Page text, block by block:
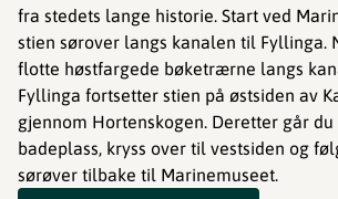
fra stedets lange historie. Start ved
stien sørover langs kanalen til Fyllinga.
flotte høstfargede bøketrærne langs
Fyllinga fortsetter stien på østsiden av
gjennom Hortenskogen. Deretter går
badeplass, kryss over til vestsiden og
sørøver tilbake til Marinemuseet.